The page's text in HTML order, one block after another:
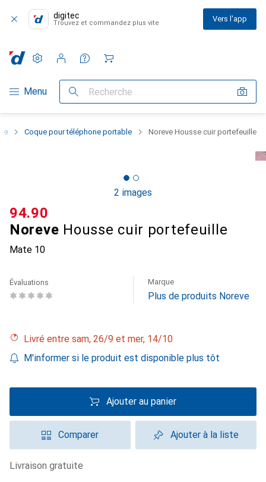
digitec
Trouvez et commandez plus vite Vers l'app
Navigation par catégorie
Menu Recherche
Paramètres
Compte client
Listes de comparaison
Listes d'envies
Panier
Coque pour téléphone portable Noreve Housse cuir portefeuille
2 images
Noreve Housse cuir portefeuille
Mate 10
CHF
94.90
Évaluations Marque
Plus de produits Noreve
Livré entre sam, 26/9 et mer, 14/10
M'informer si le produit est disponible plus tôt
Ajouter au panier
Comparer Ajouter à la liste
livraison gratuite